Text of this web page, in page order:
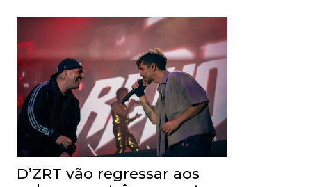
D’ZRT vão regressar aos